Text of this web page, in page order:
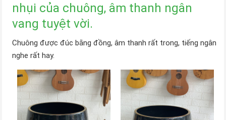
nhụi của chuông, âm thanh ngân
vang tuyệt vời.
Chuông được đúc bằng đồng, âm thanh rất trong, tiếng ngân
nghe rất hay.